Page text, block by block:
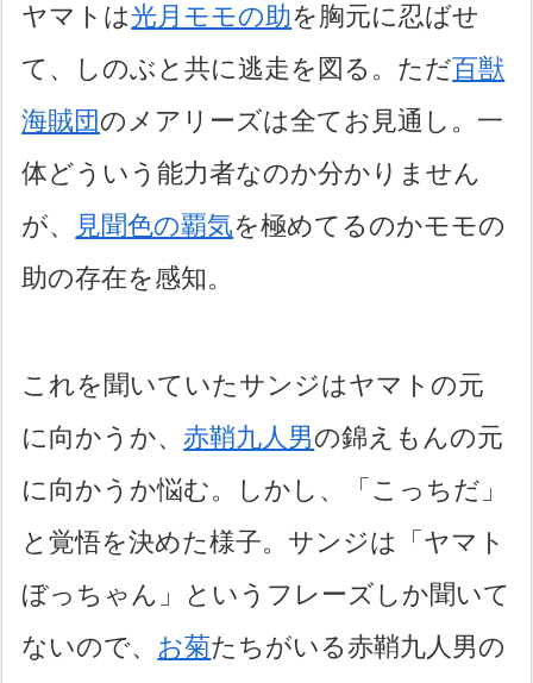
ヤマトは光月モモの助を胸元に忍ばせ
て、しのぶと共に逃走を図る。ただ百獣
海賊団のメアリーズは全てお見通し。一
体どういう能力者なのか分かりません
が、
見聞色の覇気を極めてるのかモモの
助の存在を感知。
これを聞いていたサンジはヤマトの元
に向かうか、赤鞘九人男の錦えもんの元
に向かうか悩む。しかし、「こっちだ」
と覚悟を決めた様子。サンジは「ヤマト
ぼっちゃん」というフレーズしか聞いて
ないので、 お菊たちがいる赤鞘九人男の